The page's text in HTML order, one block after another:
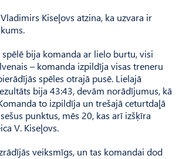
Kiseļovs atzina, ka uzvara ir
spēlē bija komanda ar lielo burtu, visi
– komanda izpildīja visas treneru
spēles otrajā pusē. Lielajā
bija 43:43, devām norādījumus, kā
to izpildīja un trešajā ceturtdaļā
punktus, mēs 20, kas arī izšķīra
V. Kiseļovs.
veiksmīgs, un tas komandai dod